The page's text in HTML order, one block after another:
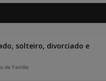
solteiro, divorciado e
de Família